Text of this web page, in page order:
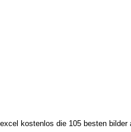
kostenlos die 105 besten bilder